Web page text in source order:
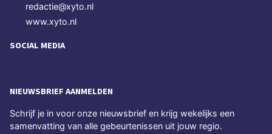
redactie@xyto.nl
www.xyto.nl
SOCIAL MEDIA
NIEUWSBRIEF AANMELDEN
Schrijf je in voor onze nieuwsbrief en krijg wekelijks een
samenvatting van alle gebeurtenissen uit jouw regio.